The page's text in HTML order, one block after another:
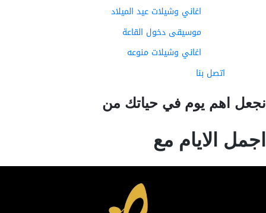
اغاني وشيلات عيد الميلاد
موسيقى دخول القاعة
اغاني وشيلات منوعه
اتصل بنا
اهم يوم في حياتك من
الايام مع